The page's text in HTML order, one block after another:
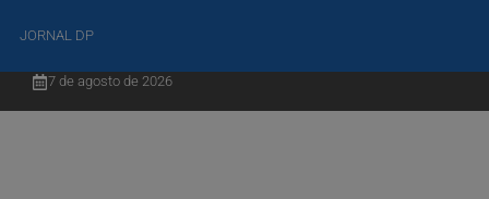
JORNAL DP
7 de agosto de 2026